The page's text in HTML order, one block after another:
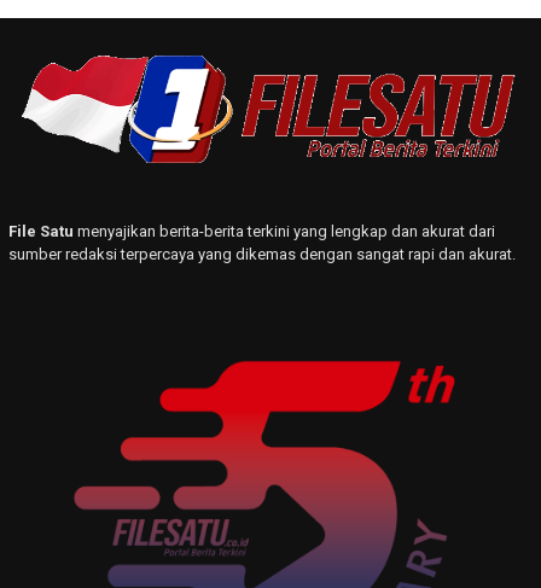
File Satu menyajikan berita-berita terkini yang lengkap dan akurat dari
sumber redaksi terpercaya yang dikemas dengan sangat rapi dan akurat.